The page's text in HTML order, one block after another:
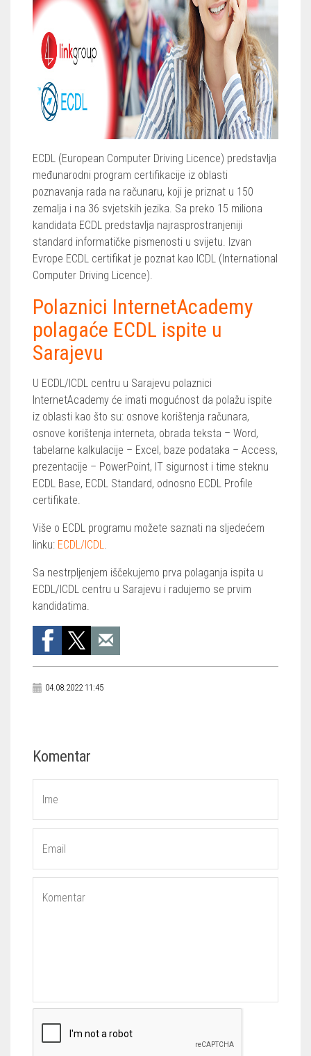
ECDL (European Computer Driving Licence) predstavlja
međunarodni program certifikacije iz oblasti
poznavanja rada na računaru, koji je priznat u 150
zemalja i na 36 svjetskih jezika. Sa preko 15 miliona
kandidata ECDL predstavlja najrasprostranjeniji
standard informatičke pismenosti u svijetu. Izvan
Evrope ECDL certifikat je poznat kao ICDL (International
Computer Driving Licence).
Polaznici InternetAcademy
polagaće ECDL ispite u
Sarajevu
U ECDL/ICDL centru u Sarajevu polaznici
InternetAcademy će imati mogućnost da polažu ispite
iz oblasti kao što su: osnove korištenja računara,
osnove korištenja interneta, obrada teksta – Word,
tabelarne kalkulacije – Excel, baze podataka – Access,
prezentacije – PowerPoint, IT sigurnost i time steknu
ECDL Base, ECDL Standard, odnosno ECDL Profile
certifikate.
Više o ECDL programu možete saznati na sljedećem
linku: ECDL/ICDL
Sa nestrpljenjem iščekujemo prva polaganja ispita u
ECDL/ICDL centru u Sarajevu i radujemo se prvim
kandidatima.
04.08.2022 11:45
Komentar